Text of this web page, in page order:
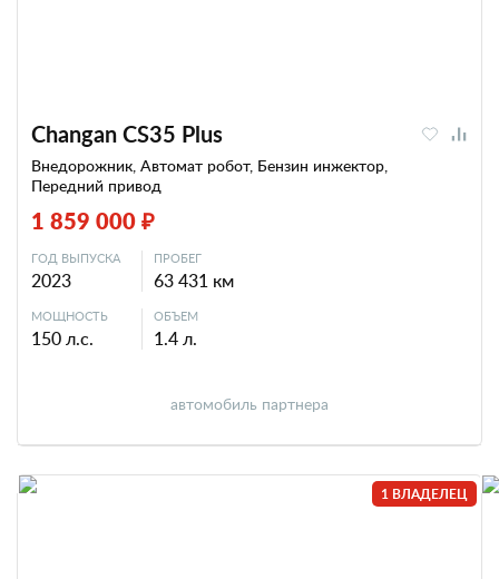
Changan CS35 Plus
Внедорожник, Автомат робот, Бензин инжектор,
Передний привод
1 859 000 ₽
ГОД ВЫПУСКА
2023
ПРОБЕГ
63 431 км
МОЩНОСТЬ
150 л.с.
ОБЪЕМ
1.4 л.
автомобиль партнера
1 ВЛАДЕЛЕЦ